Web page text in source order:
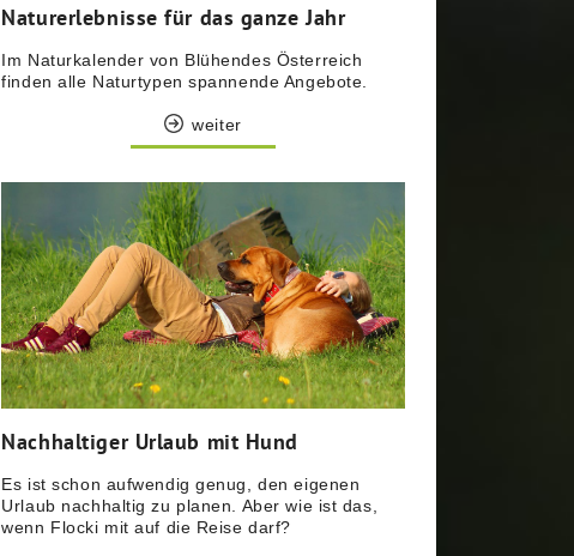
Naturerlebnisse für das ganze Jahr
Im Naturkalender von Blühendes Österreich
finden alle Naturtypen spannende Angebote.
weiter
Nachhaltiger Urlaub mit Hund
Es ist schon aufwendig genug, den eigenen
Urlaub nachhaltig zu planen. Aber wie ist das,
wenn Flocki mit auf die Reise darf?